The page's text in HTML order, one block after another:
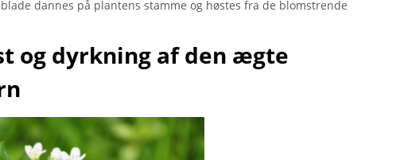
dannes på plantens stamme og høstes fra de blomstrende
og dyrkning af den ægte